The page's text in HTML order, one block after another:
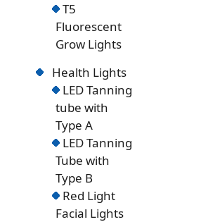
T5
Fluorescent
Grow Lights
Health Lights
LED Tanning
tube with
Type A
LED Tanning
Tube with
Type B
Red Light
Facial Lights